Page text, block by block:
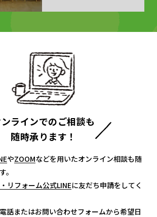
ラインでのご相談も
随時承ります！
やZOOM
ZOOMなどを用いたオンライン相談も随
。
リフォーム公式LINE
リフォーム公式LINEに友だち申請をしてく
話またはお問い合わせフォームから希望日